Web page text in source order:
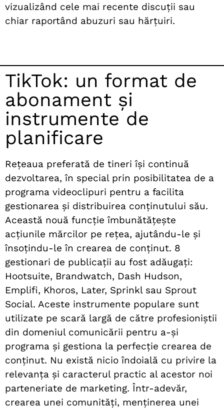
vizualizând cele mai recente discuții sau
chiar raportând abuzuri sau hărțuiri.
TikTok: un format de
abonament și
instrumente de
planificare
Rețeaua preferată de tineri își continuă
dezvoltarea, în special prin posibilitatea de a
programa videoclipuri pentru a facilita
gestionarea și distribuirea conținutului său.
Această nouă funcție îmbunătățește
acțiunile mărcilor pe rețea, ajutându-le și
însoțindu-le în crearea de conținut. 8
gestionari de publicații au fost adăugați:
Hootsuite, Brandwatch, Dash Hudson,
Emplifi, Khoros, Later, Sprinkl sau Sprout
Social. Aceste instrumente populare sunt
utilizate pe scară largă de către profesioniștii
din domeniul comunicării pentru a-și
programa și gestiona la perfecție crearea de
conținut. Nu există nicio îndoială cu privire la
relevanța și caracterul practic al acestor noi
parteneriate de marketing. Într-adevăr,
crearea unei comunități, menținerea unei